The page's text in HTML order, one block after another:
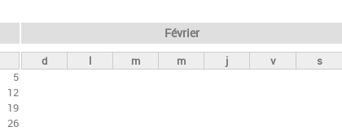
5
12
19
26
Février
d l m m j v s